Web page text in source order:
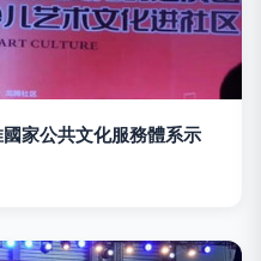
家公共文化服務體系示